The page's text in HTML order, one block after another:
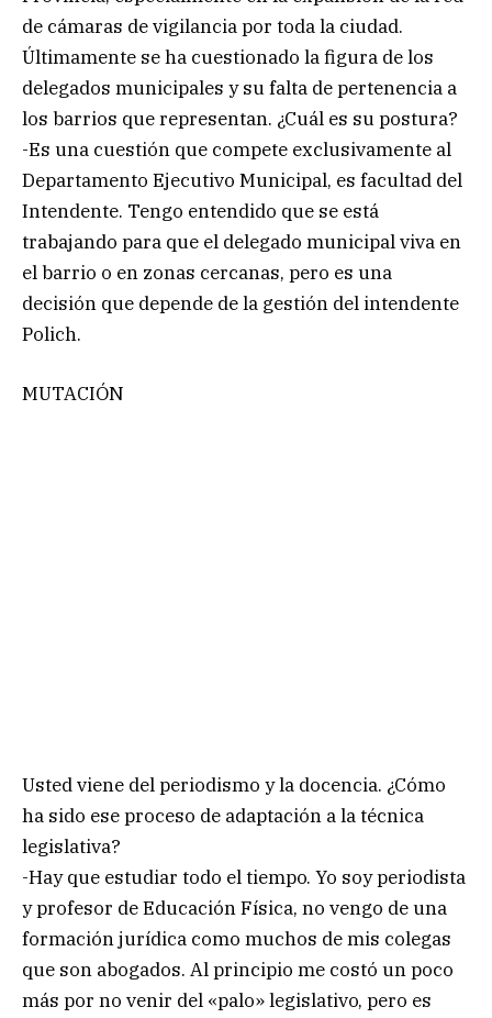
de cámaras de vigilancia por toda la ciudad.
Últimamente se ha cuestionado la figura de los
delegados municipales y su falta de pertenencia a
los barrios que representan. ¿Cuál es su postura?
-Es una cuestión que compete exclusivamente al
Departamento Ejecutivo Municipal, es facultad del
Intendente. Tengo entendido que se está
trabajando para que el delegado municipal viva en
el barrio o en zonas cercanas, pero es una
decisión que depende de la gestión del intendente
Polich.
MUTACIÓN
Usted viene del periodismo y la docencia. ¿Cómo
ha sido ese proceso de adaptación a la técnica
legislativa?
-Hay que estudiar todo el tiempo. Yo soy periodista
y profesor de Educación Física, no vengo de una
formación jurídica como muchos de mis colegas
que son abogados. Al principio me costó un poco
más por no venir del «palo» legislativo, pero es